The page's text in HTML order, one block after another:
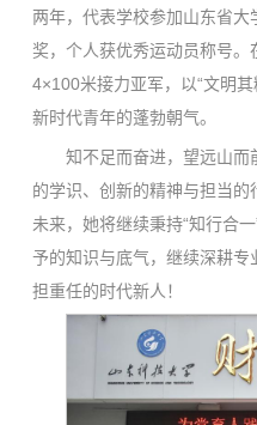
两年，代表学校参加山东省
奖，个人获优秀运动员称号。
4×100米接力亚军，以“文明
新时代青年的蓬勃朝气。
知不足而奋进，望远山而
的学识、创新的精神与担当的
未来，她将继续秉持“知行合
予的知识与底气，继续深耕
担重任的时代新人！